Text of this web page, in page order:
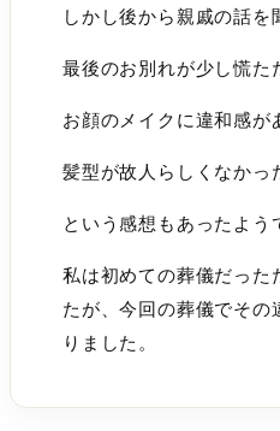
しかし後から親戚の話を
最後のお別れが少し慌た
お顔のメイクに違和感が
髪型が故人らしくなかっ
という感想もあったよう
私は初めての葬儀だった
たが、今回の葬儀でその
りました。